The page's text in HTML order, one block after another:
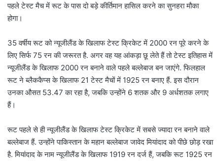
पहले टेस्ट मैच में रूट के पास दो बड़े कीर्तिमान हासिल करने का सुनहरा मौका
होगा।
35 वर्षीय रूट को न्यूजीलैंड के खिलाफ टेस्ट क्रिकेट में 2000 रन पूरे करने के
लिए सिर्फ 75 रन की जरूरत है. अगर वह यह आंकड़ा छू लेते हैं तो टेस्ट इतिहास में
न्यूजीलैंड के खिलाफ 2000 रन बनाने वाले पहले बल्लेबाज बन जाएंगे. फिलहाल
रूट ने ब्लैककैप्स के खिलाफ 21 टेस्ट मैचों में 1925 रन बनाए हैं. इस दौरान
उनका औसत 53.47 का रहा है, जबकि उन्होंने 6 शतक और 9 अर्धशतक लगाए
हैं।
रूट पहले से ही न्यूजीलैंड के खिलाफ टेस्ट क्रिकेट में सबसे ज्यादा रन बनाने वाले
बल्लेबाज हैं. उन्होंने पाकिस्तान के महान बल्लेबाज जावेद मियांदाद को पीछे छोड़ रखा
है. मियांदाद के नाम न्यूजीलैंड के खिलाफ 1919 रन दर्ज हैं, जबकि रूट 1925 रन